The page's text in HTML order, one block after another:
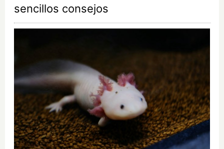
sencillos consejos